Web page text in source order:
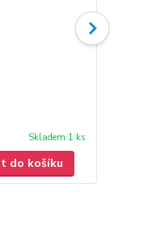
Skladem 1 ks
do košíku